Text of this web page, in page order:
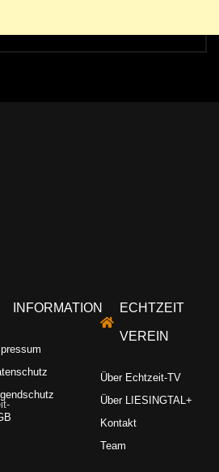
INFORMATION ECHTZEIT
VEREIN
Über Echtzeit-TV
Über LIESINGTAL+
Kontakt
Team